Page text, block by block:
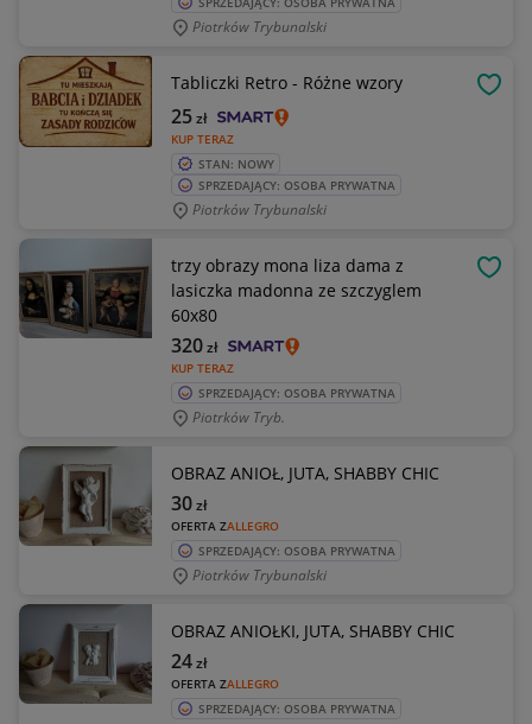
Piotrków Trybunalski
Tabliczki Retro - Różne wzory
KUP TERAZ
25zł
STAN: NOWY
SPRZEDAJĄCY: OSOBA PRYWATNA
Piotrków Trybunalski
trzy obrazy mona liza dama z
lasiczka madonna ze szczyglem
60x80
KUP TERAZ
320zł
SPRZEDAJĄCY: OSOBA PRYWATNA
Piotrków Tryb.
OBRAZ ANIOŁ, JUTA, SHABBY CHIC
OFERTA ZALLEGRO
30zł
SPRZEDAJĄCY: OSOBA PRYWATNA
Piotrków Trybunalski
OBRAZ ANIOŁKI, JUTA, SHABBY CHIC
OFERTA ZALLEGRO
24zł
SPRZEDAJĄCY: OSOBA PRYWATNA